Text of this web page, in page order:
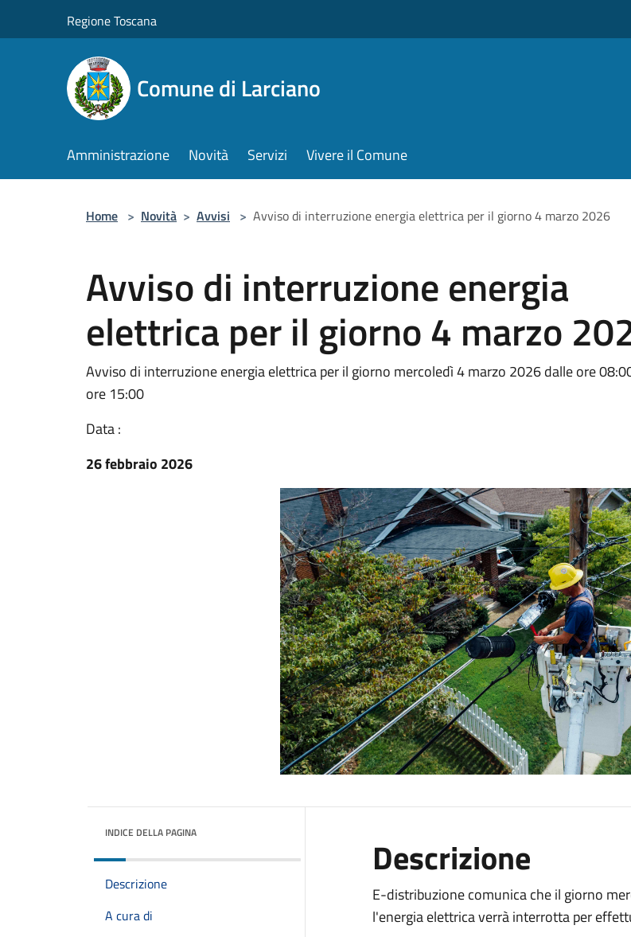
Regione Toscana
Comune di Larciano
Amministrazione Novità Servizi Vivere il Comune
Home > Novità > Avvisi > Avviso di interruzione energia elettrica per il giorno 4 marzo 2026
Avviso di interruzione energia
elettrica per il giorno 4 marzo
Avviso di interruzione energia elettrica per il giorno mercoledì 4 marzo 2026 dalle ore
ore 15:00
Data :
26 febbraio 2026
INDICE DELLA PAGINA
Descrizione
A cura di
Descrizione
E-distribuzione comunica che il giorno
l'energia elettrica verrà interrotta per